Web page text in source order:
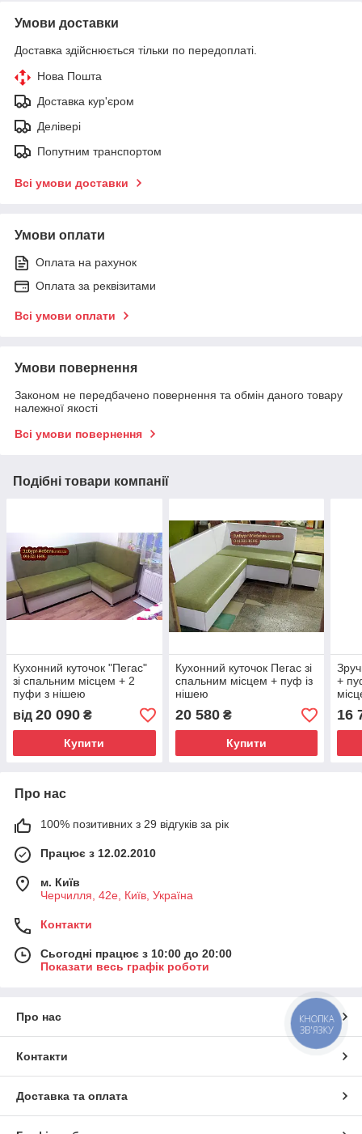
Умови доставки
Доставка здійснюється тільки по передоплаті.
Нова Пошта
Доставка кур'єром
Делівері
Попутним транспортом
Всі умови доставки
Умови оплати
Оплата на рахунок
Оплата за реквізитами
Всі умови оплати
Умови повернення
Законом не передбачено повернення та обмін даного товару
належної якості
Всі умови повернення
Подібні товари компанії
Кухонний куточок "Пегас"
зі спальним місцем + 2
пуфи з нішею
від 20 090 ₴
Купити
Кухонний куточок Пегас зі
спальним місцем + пуф із
нішею
20 580₴
Купити
+
16
Про нас
100% позитивних з 29 відгуків за рік
Працює з 12.02.2010
м. Київ
Черчилля, 42е, Київ, Україна
Контакти
Сьогодні працює з 10:00 до 20:00
Показати весь графік роботи
Про нас
Контакти
Доставка та оплата
КНОПКА
ЗВ'ЯЗКУ